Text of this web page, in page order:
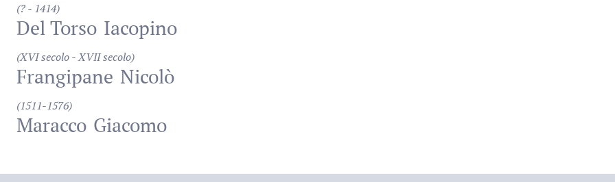
(? - 1414)
Del Torso Iacopino
(XVI secolo - XVII secolo)
Frangipane Nicolò
(1511-1576)
Maracco Giacomo